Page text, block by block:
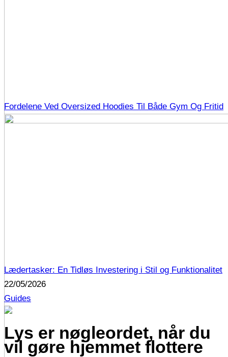
Fordelene Ved Oversized Hoodies Til Både Gym Og Fritid
Lædertasker: En Tidløs Investering i Stil og Funktionalitet
22/05/2026
Guides
Lys er nøgleordet, når du
vil gøre hjemmet flottere